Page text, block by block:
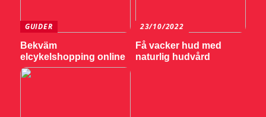
GUIDER
Bekväm
elcykelshopping online
23/10/2022
Få vacker hud med
naturlig hudvård